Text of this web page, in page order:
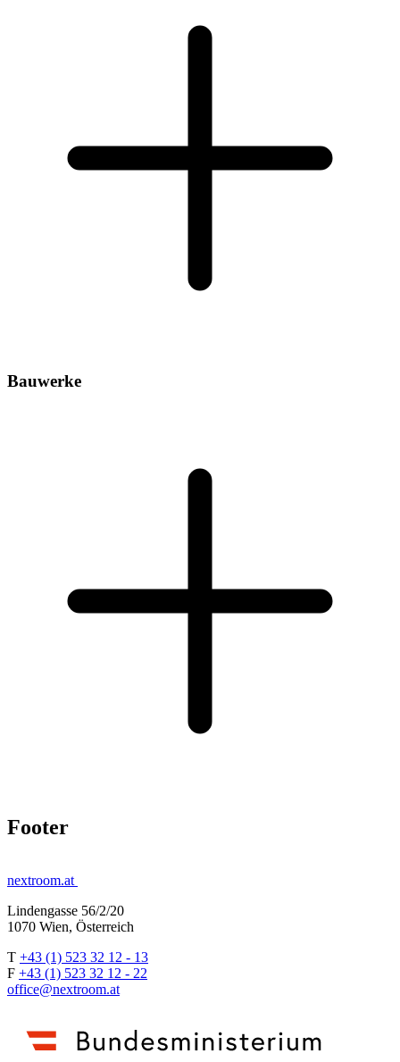
Bauwerke
Footer
nextroom.at
Lindengasse 56/2/20
1070 Wien, Österreich
T +43 (1) 523 32 12 - 13
F +43 (1) 523 32 12 - 22
office@nextroom.at